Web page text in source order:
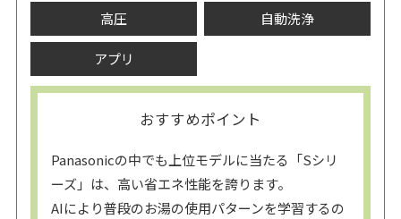
高圧 自動洗浄
アプリ
おすすめポイント
Panasonicの中でも上位モデルに当たる「Sシリ
ーズ」は、高い省エネ性能を誇ります。
AIにより普段のお湯の使用パターンを学習するの